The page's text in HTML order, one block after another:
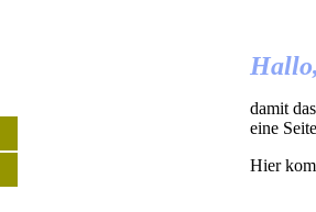
Hallo,
damit
eine
Hier